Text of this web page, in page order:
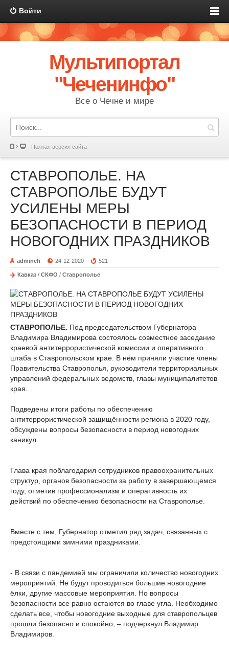
Войти
Мультипортал
"Чеченинфо"
Все о Чечне и мире
Полная версия сайта
СТАВРОПОЛЬЕ. НА
СТАВРОПОЛЬЕ БУДУТ
УСИЛЕНЫ МЕРЫ
БЕЗОПАСНОСТИ В ПЕРИОД
НОВОГОДНИХ ПРАЗДНИКОВ
adminch 24-12-2020 521
Кавказ / СКФО / Ставрополье
СТАВРОПОЛЬЕ. Под председательством Губернатора
Владимира Владимирова состоялось совместное заседание
краевой антитеррористической комиссии и оперативного
штаба в Ставропольском крае. В нём приняли участие члены
Правительства Ставрополья, руководители территориальных
управлений федеральных ведомств, главы муниципалитетов
края.
Подведены итоги работы по обеспечению
антитеррористической защищённости региона в 2020 году,
обсуждены вопросы безопасности в период новогодних
каникул.
Глава края поблагодарил сотрудников правоохранительных
структур, органов безопасности за работу в завершающемся
году, отметив профессионализм и оперативность их
действий по обеспечению безопасности на Ставрополье.
Вместе с тем, Губернатор отметил ряд задач, связанных с
предстоящими зимними праздниками.
- В связи с пандемией мы ограничили количество новогодних
мероприятий. Не будут проводиться большие новогодние
ёлки, другие массовые мероприятия. Но вопросы
безопасности все равно остаются во главе угла. Необходимо
сделать все, чтобы новогодние выходные для ставропольцев
прошли безопасно и спокойно, – подчеркнул Владимир
Владимиров.